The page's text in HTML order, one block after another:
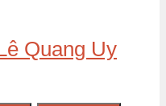
Quang Uy